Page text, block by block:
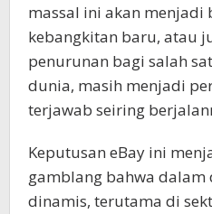
massal ini akan
kebangkitan baru, atau
penurunan bagi salah
dunia, masih menjadi
terjawab seiring
Keputusan eBay ini
gamblang bahwa dalam
dinamis, terutama di